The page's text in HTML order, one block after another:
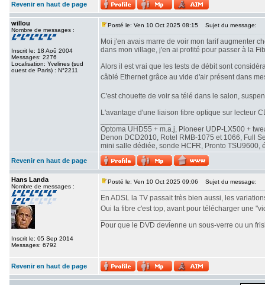
Revenir en haut de page
willou
Nombre de messages :
Inscrit le: 18 Aoû 2004
Messages: 2276
Localisation: Yvelines (sud
ouest de Paris) : N°2211
Posté le: Ven 10 Oct 2025 08:15 Sujet du message:
Moi j'en avais marre de voir mon tarif augmenter
dans mon village, j'en ai profité pour passer à la
Alors il est vrai que les tests de débit sont
câblé Ethernet grâce au vide d'air présent dans
C'est chouette de voir sa télé dans le salon,
L'avantage d'une liaison fibre optique sur lecteur
Optoma UHD55 + m.a.j, Pioneer UDP-LX500 +
Denon DCD2010, Rotel RMB-1075 et 1066, Full
mini salle dédiée, sonde HCFR, Pronto TSU9600,
Revenir en haut de page
Hans Landa
Nombre de messages :
Inscrit le: 05 Sep 2014
Messages: 6792
Posté le: Ven 10 Oct 2025 09:06 Sujet du message:
En ADSL la TV passait très bien aussi, les
Oui la fibre c'est top, avant pour télécharger une
Pour que le DVD devienne un sous-verre ou un
Revenir en haut de page